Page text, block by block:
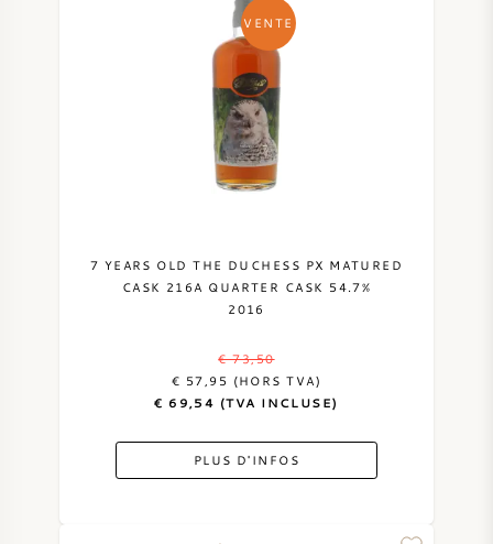
RHONE
TOUTES LES RÉGIONS
VENTE
7 YEARS OLD THE DUCHESS PX MATURED
CASK 216A QUARTER CASK 54.7%
2016
€ 73,50
€ 57,95 (HORS TVA)
€ 69,54 (TVA INCLUSE)
PLUS D'INFOS